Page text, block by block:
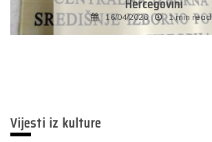
16/04/2026 1 min read
Vijesti iz kulture